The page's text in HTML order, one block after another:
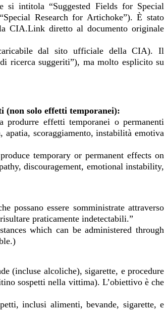
si intitola “Suggested Fields for Special
Research for Artichoke”). È stato
CIA.Link diretto al documento originale
dal sito ufficiale della CIA). Il
ricerca suggeriti”), ma molto esplicito su
(non solo effetti temporanei):
produrre effetti temporanei o permanenti
apatia, scoraggiamento, instabilità emotiva
temporary or permanent effects on
discouragement, emotional instability,
possano essere somministrate attraverso
praticamente indetectabili.”
which can be administered through
(incluse alcoliche), sigarette, e procedure
sospetti nella vittima). L’obiettivo è che
inclusi alimenti, bevande, sigarette, e